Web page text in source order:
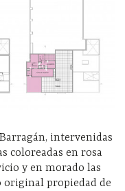
intervenidas
coloreadas en rosa
y en morado las
original propiedad de